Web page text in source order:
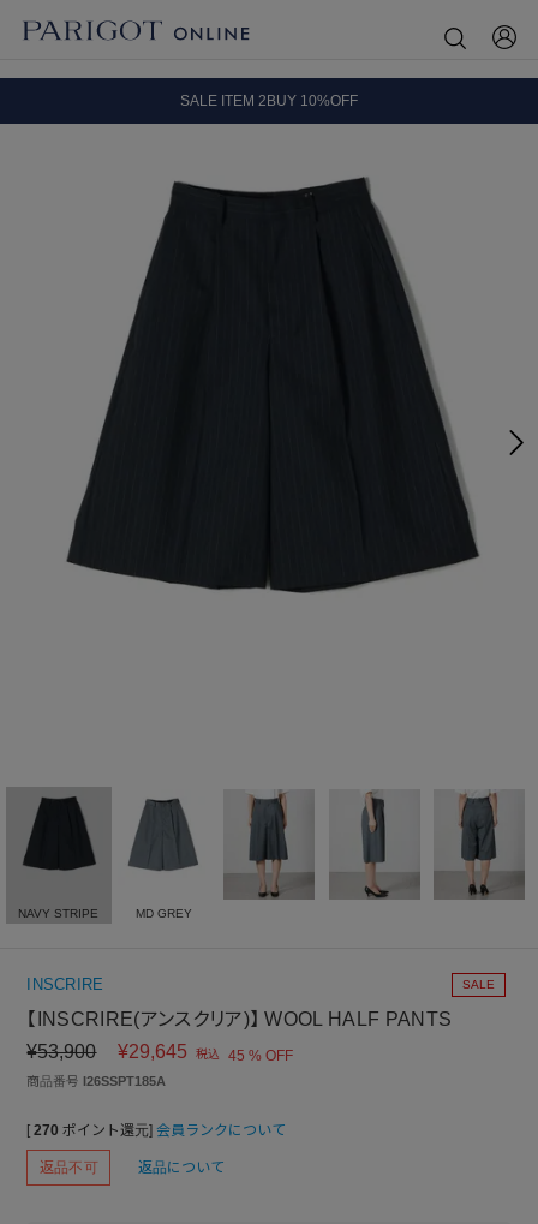
SALE ITEM 2BUY 10%OFF
8.5 wedに会員プログラムが生まれ変わります！
NAVY STRIPE MD GREY
INSCRIRE
【INSCRIRE(アンスクリア)】 WOOL HALF PANTS
¥53,900 ¥29,645 税込 45 % OFF
SALE
商品番号 I26SSPT185A
[ 270 ポイント還元] 会員ランクについて
返品不可 返品について